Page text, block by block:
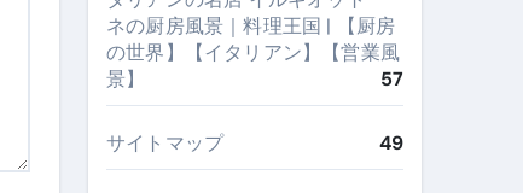
ネの厨房風景｜料理王国 | 【厨房
の世界】【イタリアン】【営業風
景】
57
サイトマップ 49